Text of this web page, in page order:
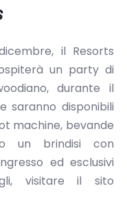
il Resorts
un party di
durante il
saranno disponibili
machine, bevande
un brindisi con
ed esclusivi
visitare il sito